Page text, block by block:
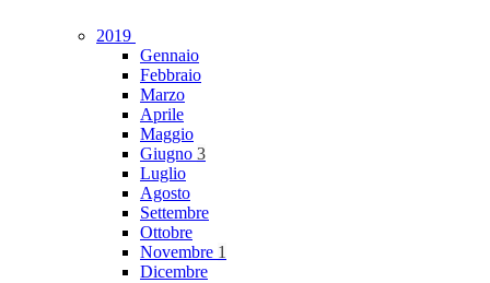
2019
Gennaio
Febbraio
Marzo
Aprile
Maggio
Giugno 3
Luglio
Agosto
Settembre
Ottobre
Novembre 1
Dicembre